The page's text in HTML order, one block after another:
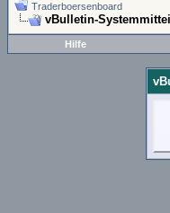
Traderboersenboard
vBulletin-
Hilfe